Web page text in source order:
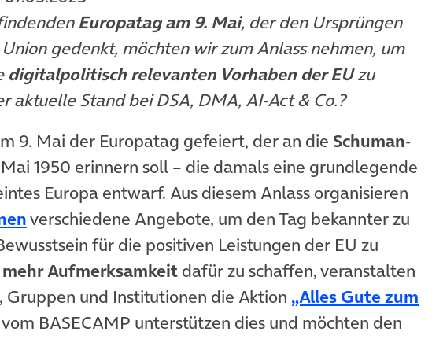
Europatag am 9. Mai, der den Ursprüngen
gedenkt, möchten wir zum Anlass nehmen, um
digitalpolitisch relevanten Vorhaben der EUzu
aktuelle Stand bei DSA, DMA, AI-Act & Co.?
9. Mai der Europatag gefeiert, der an die Schuman-
1950 erinnern soll – die damals eine grundlegende
Europa entwarf. Aus diesem Anlass organisieren
(öffnet in neuem Tab)
verschiedene Angebote, um den Tag bekannter zu
für die positiven Leistungen der EU zu
mehr Aufmerksamkeit dafür zu schaffen, veranstalten
Gruppen und Institutionen die Aktion „Alles Gute zum
in neuem Tab)
BASECAMP unterstützen dies und möchten den